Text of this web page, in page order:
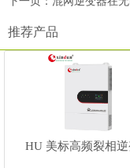
推荐产品
HU 美标高频裂相